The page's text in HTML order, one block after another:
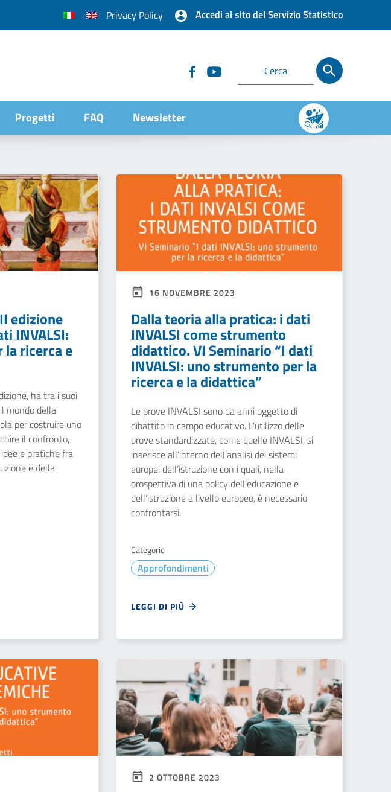
Privacy Policy Accedi al sito del Servizio Statistico
Progetti FAQ Newsletter
edizione
INVALSI:
ricerca e
ha tra i suoi
mondo della
per costruire uno
il confronto,
e pratiche fra
e della
16 NOVEMBRE 2023
Dalla teoria alla pratica: i dati
INVALSI come strumento
didattico. VI Seminario “I dati
INVALSI: uno strumento per la
ricerca e la didattica”
Le prove INVALSI sono da anni oggetto di
dibattito in campo educativo. L’utilizzo delle
prove standardizzate, come quelle INVALSI, si
inserisce all’interno dell’analisi dei sistemi
europei dell’istruzione con i quali, nella
prospettiva di una policy dell’educazione e
dell’istruzione a livello europeo, è necessario
confrontarsi.
Categorie
Approfondimenti
LEGGI DI PIÙ
2 OTTOBRE 2023